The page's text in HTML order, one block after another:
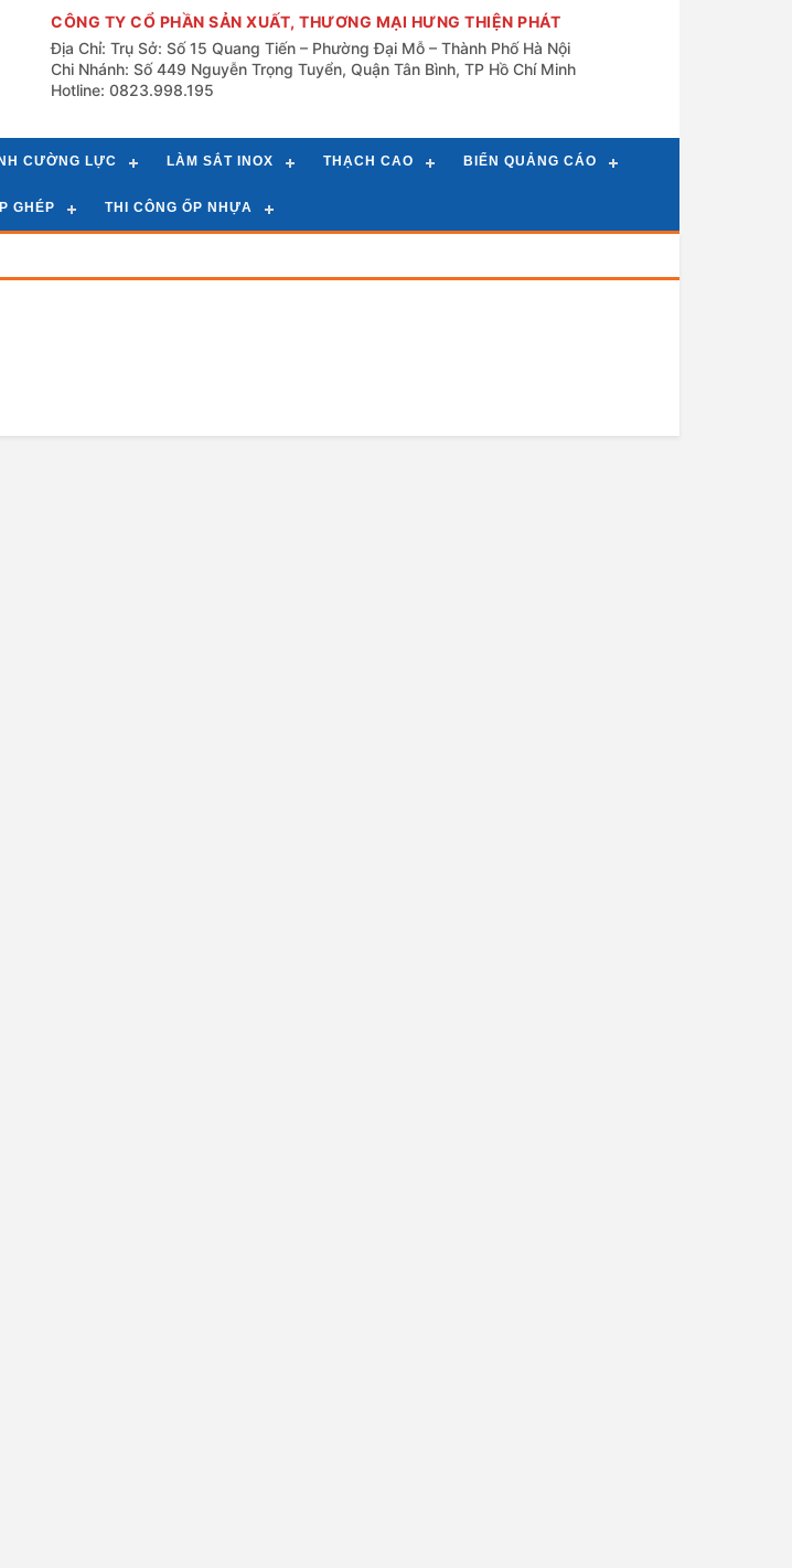
CÔNG TY CỔ PHẦN SẢN XUẤT, THƯƠNG MẠI HƯNG THIỆN PHÁT
Địa Chỉ: Trụ Sở: Số 15 Quang Tiến – Phường Đại Mỗ – Thành Phố Hà Nội
Chi Nhánh: Số 449 Nguyễn Trọng Tuyển, Quận Tân Bình, TP Hồ Chí Minh
Hotline: 0823.998.195
CƯỜNG LỰC LÀM SẮT INOX THẠCH CAO BIỂN QUẢNG CÁO
GHÉP THI CÔNG ỐP NHỰA